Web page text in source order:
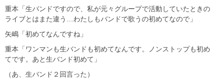
重本「生バンドですので、私が元々グループで活動していたときの
ライブとはまた違う…わたしもバンドで歌うの初めてなので」
矢嶋「初めてなんですね」
重本「ワンマンも生バンドも初めてなんです。ノンストップも初め
てです。あと生バンド初めて」
（あ、生バンド２回言った）